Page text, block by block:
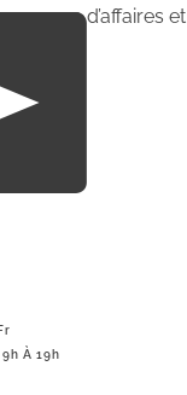
voyage d’affaires et
À 19h